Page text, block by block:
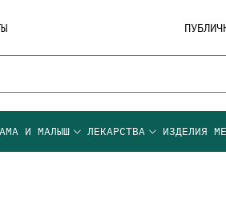
И МАЛЫШ ЛЕКАРСТВА ИЗДЕЛИЯ